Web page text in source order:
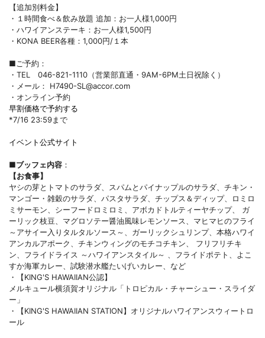
【追加別料金】
・１時間食べ＆飲み放題 追加：お一人様1,000円
・ハワイアンステーキ：お一人様1,500円
・KONA BEER各種：1,000円/１本
■ご予約：
・TEL 046-821-1110（営業部直通・9AM-6PM土日祝除く）
・メール： H7490-SL@accor.com
・オンライン予約
早割価格で予約する
*7/16 23:59まで
イベント公式サイト
■ブッフェ内容 ：
【お食事】
ヤシの芽とトマトのサラダ、スパムとパイナップルのサラダ、チキン・
マンゴー・雑穀のサラダ、パスタサラダ、チップス＆ディップ、ロミロ
ミサーモン、シーフードロミロミ、アボカドトルティーヤチップ、 ガ
ーリック枝豆、マグロソテー醤油風味レモンソース、マヒマヒのフライ
～アサイー入りタルタルソース～、ガーリックシュリンプ、本格ハワイ
アンカルアポーク、チキンウィングのモチコチキン、 フリフリチキ
ン、フライドライス ～ハワイアンスタイル～ 、フライドポテト、よこ
すか海軍カレー、試験潜水艦たいげいカレー、など
・【KING'S HAWAIIAN公認】
メルキュール横須賀オリジナル「トロピカル・チャーシュー・スライダ
ー」
・【KING'S HAWAIIAN STATION】オリジナルハワイアンスウィートロ
ール